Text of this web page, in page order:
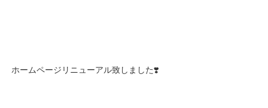
ホームページリニューアル致しました❣️